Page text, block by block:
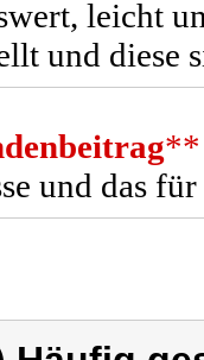
leicht
und diese
**
und das